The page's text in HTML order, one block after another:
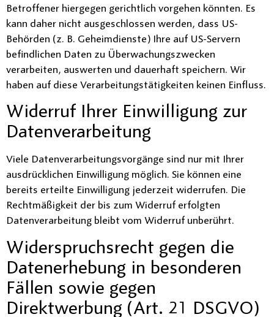
Betroffener hiergegen gerichtlich vorgehen könnten. Es
kann daher nicht ausgeschlossen werden, dass US-
Behörden (z. B. Geheimdienste) Ihre auf US-Servern
befindlichen Daten zu Überwachungszwecken
verarbeiten, auswerten und dauerhaft speichern. Wir
haben auf diese Verarbeitungstätigkeiten keinen Einfluss.
Widerruf Ihrer Einwilligung zur
Datenverarbeitung
Viele Datenverarbeitungsvorgänge sind nur mit Ihrer
ausdrücklichen Einwilligung möglich. Sie können eine
bereits erteilte Einwilligung jederzeit widerrufen. Die
Rechtmäßigkeit der bis zum Widerruf erfolgten
Datenverarbeitung bleibt vom Widerruf unberührt.
Widerspruchsrecht gegen die
Datenerhebung in besonderen
Fällen sowie gegen
Direktwerbung (Art. 21 DSGVO)